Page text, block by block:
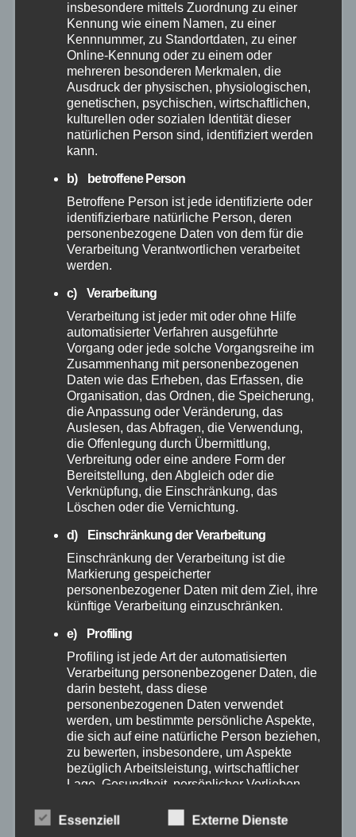
April 2026
März 2026
Februar 2026
Januar 2026
Dezember 2025
November 2025
Oktober 2025
September 2025
August 2025
Juli 2025
Juni 2025
Mai 2025
April 2025
März 2025
Februar 2025
Januar 2025
Dezember 2024
November 2024
Oktober 2024
September 2024
insbesondere mittels Zuordnung zu einer
Kennung wie einem Namen, zu einer
Kennnummer, zu Standortdaten, zu einer
Online-Kennung oder zu einem oder
mehreren besonderen Merkmalen, die
Ausdruck der physischen, physiologischen,
genetischen, psychischen, wirtschaftlichen,
kulturellen oder sozialen Identität dieser
natürlichen Person sind, identifiziert werden
kann.
b) betroffene Person
Betroffene Person ist jede identifizierte oder
identifizierbare natürliche Person, deren
personenbezogene Daten von dem für die
Verarbeitung Verantwortlichen verarbeitet
werden.
c) Verarbeitung
Verarbeitung ist jeder mit oder ohne Hilfe
automatisierter Verfahren ausgeführte
Vorgang oder jede solche Vorgangsreihe im
Zusammenhang mit personenbezogenen
Daten wie das Erheben, das Erfassen, die
Organisation, das Ordnen, die Speicherung,
die Anpassung oder Veränderung, das
Auslesen, das Abfragen, die Verwendung,
die Offenlegung durch Übermittlung,
Verbreitung oder eine andere Form der
Bereitstellung, den Abgleich oder die
Verknüpfung, die Einschränkung, das
Löschen oder die Vernichtung.
d) Einschränkung der Verarbeitung
Einschränkung der Verarbeitung ist die
Markierung gespeicherter
personenbezogener Daten mit dem Ziel, ihre
künftige Verarbeitung einzuschränken.
e) Profiling
Profiling ist jede Art der automatisierten
Verarbeitung personenbezogener Daten, die
darin besteht, dass diese
personenbezogenen Daten verwendet
werden, um bestimmte persönliche Aspekte,
die sich auf eine natürliche Person beziehen,
zu bewerten, insbesondere, um Aspekte
bezüglich Arbeitsleistung, wirtschaftlicher
Lage, Gesundheit, persönlicher Vorlieben,
Aufenthaltsort oder Ortswechsel dieser
Essenziell Externe Dienste